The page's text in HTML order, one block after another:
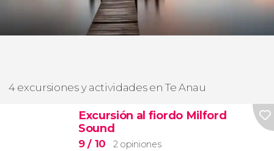
4 excursiones y actividades en Te Anau
Excursión al fiordo Milford
Sound
9/ 10 2 opiniones